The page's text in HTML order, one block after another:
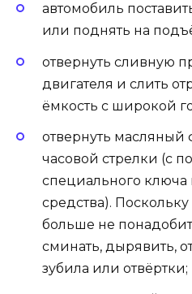
автомобиль
или поднять на
отвернуть сливную
двигателя и слить
ёмкость с широкой
отвернуть масляный
часовой стрелки (с
специального
средства).
больше не
сминать, дырявить,
зубила или отвёртки;